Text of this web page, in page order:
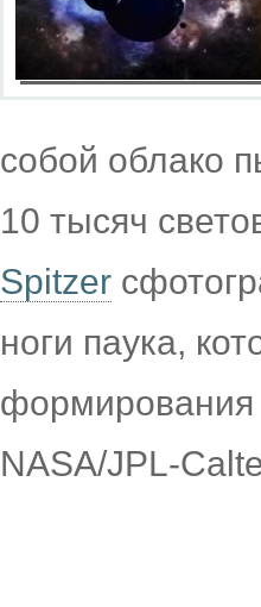
собой облако
10 тысяч
Spitzer
ноги паука,
формирования
NASA/JPL-